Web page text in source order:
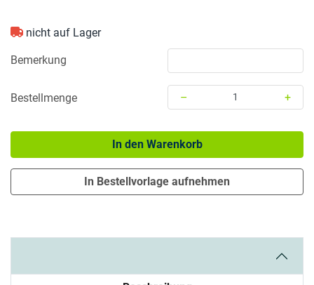
nicht auf Lager
Bemerkung
Bestellmenge –
+
In den Warenkorb
In Bestellvorlage aufnehmen